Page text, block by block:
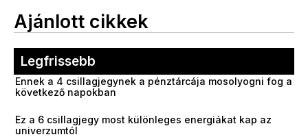
Ajánlott cikkek
Legfrissebb
Ennek a 4 csillagjegynek a pénztárcája mosolyogni fog a
következő napokban
Ez a 6 csillagjegy most különleges energiákat kap az
univerzumtól